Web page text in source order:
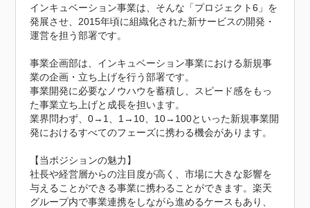
インキュベーション事業は、そんな「プロジェクト6」を
発展させ、2015年頃に組織化された新サービスの開発・
運営を担う部署です。
事業企画部は、インキュベーション事業における新規事
業の企画・立ち上げを行う部署です。
事業開発に必要なノウハウを蓄積し、スピード感をもっ
た事業立ち上げと成長を担います。
業界問わず、0→1、1→10、10→100といった新規事業開
発におけるすべてのフェーズに携わる機会があります。
【当ポジションの魅力】
社長や経営層からの注目度が高く、市場に大きな影響を
与えることができる事業に携わることができます。楽天
グループ内で事業連携をしながら進めるケースもあり、